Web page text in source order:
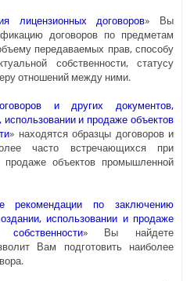
лицензионных договоров» Вы
договоров по предметам
передаваемых прав, способу
собственности, статусу
отношений между ними.
и других документов,
и продаже объектов
» находятся образцы договоров и
часто встречающихся при
продаже объектов промышленной
рекомендации по заключению
использовании и продаже
» Вы найдете
Вам подготовить наиболее